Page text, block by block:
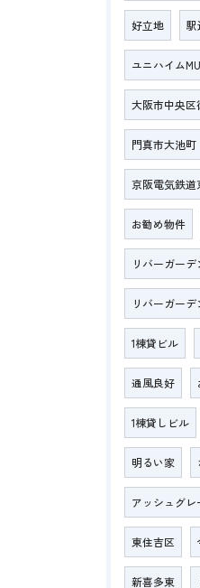
好立地 駅
ユニハイム
大阪市中央区
門真市大池町
京阪電気鉄道
お勧め物件
リバーガー
リバーガー
1棟貸ビル
通風良好
1棟貸しビル
明るい家
アッシュグレ
東住吉区
新喜多東